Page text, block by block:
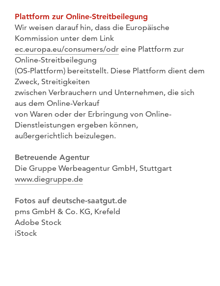
Plattform zur Online-Streitbeilegung
Wir weisen darauf hin, dass die Europäische
Kommission unter dem Link
ec.europa.eu/consumers/odr eine Plattform zur
Online-Streitbeilegung
(OS-Plattform) bereitstellt. Diese Plattform dient dem
Zweck, Streitigkeiten
zwischen Verbrauchern und Unternehmen, die sich
aus dem Online-Verkauf
von Waren oder der Erbringung von Online-
Dienstleistungen ergeben können,
außergerichtlich beizulegen.
Betreuende Agentur
Die Gruppe Werbeagentur GmbH, Stuttgart
www.diegruppe.de
Fotos auf deutsche-saatgut.de
pms GmbH & Co. KG, Krefeld
Adobe Stock
iStock